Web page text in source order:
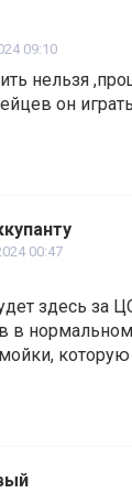
09:10
нельзя
он
00:47
здесь за
в